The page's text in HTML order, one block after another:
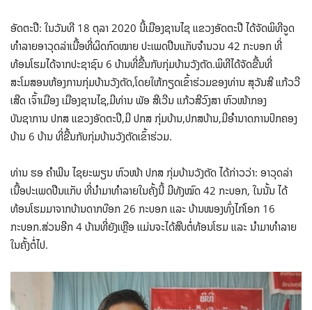
ອັດຕະປື: ໃນວັນທີ 18 ຕຸລາ 2020 ນີ້ເມືອງຊານໄຊ ແຂວງອັດຕະປື ໄດ້ຈັດພິທີຈູດ
ທຳລາຍອາວຸດລ່າເນື້ອທີ່ຜິດກົດໝາຍ ປະເພດປືນແກັບຈຳນວນ 42 ກະບອກ ທີ່
ທ້ອນໂຮມໄດ້ຈາກປະຊາຊົນ 6 ບ້ານທີ່ຂື້ນກັບກຸ່ມບ້ານວັງຕັດ.ພິທີໄດ້ຈັດຂື້ນທີ່
ສະໂມສອນຫ້ອງການກຸ່ມບ້ານວັງຕັດ,ໂດຍໃຫ້ກຽດເຂົ້າຮ່ວມຂອງທ່ານ ສຸວັນສີ ແກ້ວວີ
ເສີດ ເຈົ້າເມືອງ ເມືອງຊານໄຊ,ມີທ່ານ ພັອ ສີເວີນ ແກ້ວສີວົງສາ ຫົວໜ້າກອງ
ບັນຊາການ ປກສ ແຂວງອັດຕະປື,ມີ ປກສ ກຸ່ມບ້ານ,ປກສບ້ານ,ມີອຳນາດການປົກຄອງ
ບ້ານ 6 ບ້ານ ທີ່ຂື້ນກັບກຸ່ມບ້ານວັງຕັດເຂົ້າຮ່ວມ.
ທ່ານ ຮອ ຄຳພີນ ໄຊຍະພຽນ ຫົວໜ້າ ປກສ ກຸ່ມບ້ານວັງຕັດ ໄດ້ກ່າວວ່າ: ອາວຸດລ່າ
ເນື້ອປະເພດປືນແກັບ ທີ່ນຳມາທຳລາຍໃນຄັ້ງນີ້ ມີທັງໝົດ 42 ກະບອກ, ໃນນັ້ນ ໄດ້
ທ້ອນໂຮມມາຈາກບ້ານດາກບ໊ອກ 26 ກະບອກ ແລະ ບ້ານໜອງທົ່ງໄກ່ໂອກ 16
ກະບອກ.ສ່ວນອີກ 4 ບ້ານທີ່ຍັງເຫຼືອ ແມ່ນຈະໄດ້ສືບຕໍ່ທ້ອນໂຮມ ແລະ ນຳມາທຳລາຍ
ໃນຄັ້ງຕໍ່ໄປ.